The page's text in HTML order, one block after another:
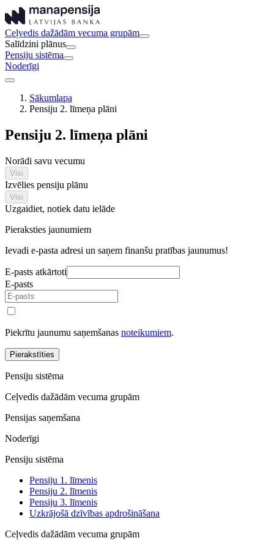
Ceļvedis dažādām vecuma grupām
Salīdzini plānus
Pensiju sistēma
Noderīgi
Sākumlapa
Pensiju 2. līmeņa plāni
Pensiju 2. līmeņa plāni
Norādi savu vecumu
Visi
Izvēlies pensiju plānu
Visi
Uzgaidiet, notiek datu ielāde
Pieraksties jaunumiem
Ievadi e-pasta adresi un saņem finanšu pratības jaunumus!
E-pasts atkārtoti
E-pasts
Piekrītu jaunumu saņemšanas noteikumiem.
Pierakstīties
Pensiju sistēma
Ceļvedis dažādām vecuma grupām
Pensijas saņemšana
Noderīgi
Pensiju sistēma
Pensiju 1. līmenis
Pensiju 2. līmenis
Pensiju 3. līmenis
Uzkrājošā dzīvības apdrošināšana
Ceļvedis dažādām vecuma grupām